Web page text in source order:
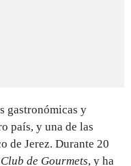
gastronómicas y
país, y una de las
de Jerez. Durante 20
Club de Gourmets, y ha